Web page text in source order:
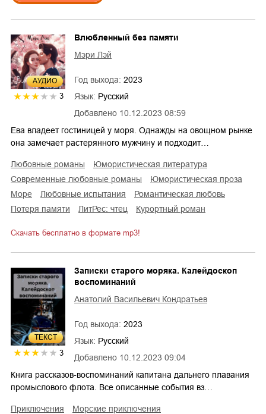
AУДИО
3
Добавлено 10.12.2023 08:59
Влюбленный без памяти
Мэри Лэй
Год выхода: 2023
Язык: Русский
Ева владеет гостиницей у моря. Однажды на овощном рынке
она замечает растерянного мужчину и подходит…
любовные романы
юмористическая литература
современные любовные романы
юмористическая проза
море
любовные испытания
романтическая любовь
потеря памяти
ЛитРес: чтец курортный роман
Скачать бесплатно в формате mp3!
ТЕКСТ
3 Добавлено 10.12.2023 09:04
Записки старого моряка. Калейдоскоп
воспоминаний
Анатолий Васильевич Кондратьев
Год выхода: 2023
Язык: Русский
Книга рассказов-воспоминаний капитана дальнего плавания
промыслового флота. Все описанные события вз…
приключения
морские приключения